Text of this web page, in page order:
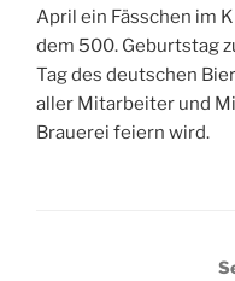
April ein Fässchen im
dem 500. Geburtstag
Tag des deutschen
aller Mitarbeiter und
Brauerei feiern wird.